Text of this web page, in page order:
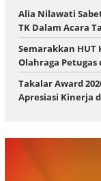
Alia Nilawati
TK Dalam Acara
Semarakkan HUT
Olahraga Petugas
Takalar Award
Apresiasi Kinerja